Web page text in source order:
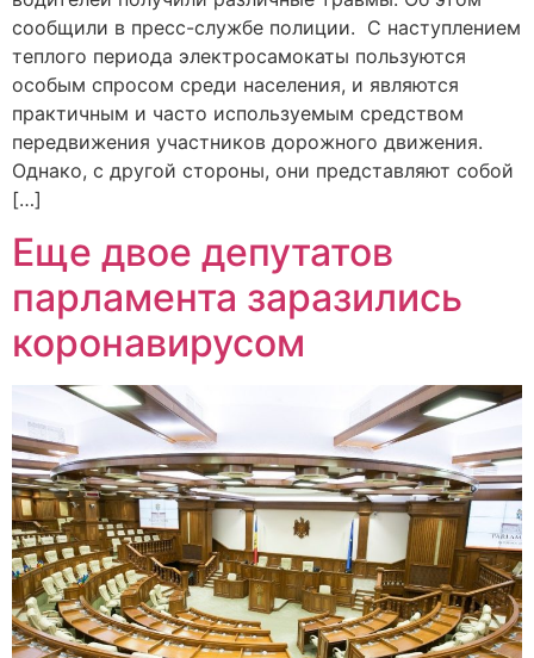
сообщили в пресс-службе полиции. С наступлением
теплого периода электросамокаты пользуются
особым спросом среди населения, и являются
практичным и часто используемым средством
передвижения участников дорожного движения.
Однако, с другой стороны, они представляют собой
[…]
Еще двое депутатов
парламента заразились
коронавирусом